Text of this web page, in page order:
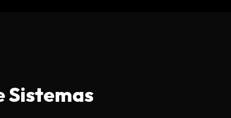
Sistemas